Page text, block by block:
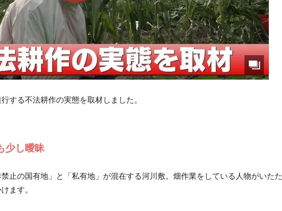
する不法耕作の実態を取材しました。
少し曖昧
止の国有地」と「私有地」が混在する河川敷。畑作業をしている人物がいたた
ます。